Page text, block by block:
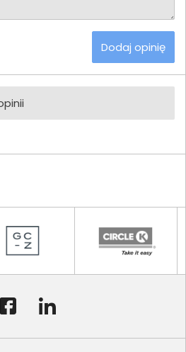
Dodaj opinię